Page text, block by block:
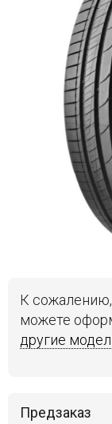
Войти на сайт
до
21:00
К сожалению,
можете
другие
Предзаказ